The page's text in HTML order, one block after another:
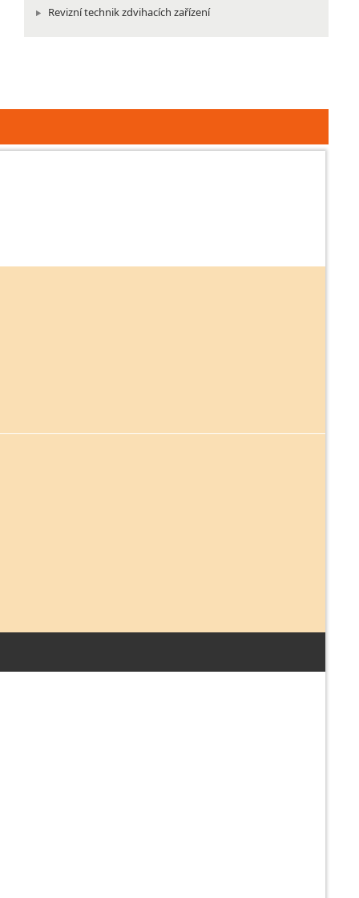
Revizní technik zdvihacích zařízení